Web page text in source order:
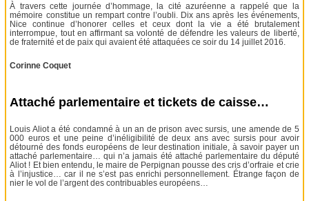
À travers cette journée d’hommage, la cité azuréenne a rappelé que la
mémoire constitue un rempart contre l’oubli. Dix ans après les événements,
Nice continue d’honorer celles et ceux dont la vie a été brutalement
interrompue, tout en affirmant sa volonté de défendre les valeurs de liberté,
de fraternité et de paix qui avaient été attaquées ce soir du 14 juillet 2016.
Corinne Coquet
Attaché parlementaire et tickets de caisse…
Louis Aliot a été condamné à un an de prison avec sursis, une amende de 5
000 euros et une peine d’inéligibilité de deux ans avec sursis pour avoir
détourné des fonds européens de leur destination initiale, à savoir payer un
attaché parlementaire… qui n’a jamais été attaché parlementaire du député
Aliot ! Et bien entendu, le maire de Perpignan pousse des cris d’orfraie et crie
à l’injustice… car il ne s’est pas enrichi personnellement. Étrange façon de
nier le vol de l’argent des contribuables européens…